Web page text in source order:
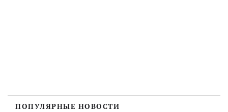
ПОПУЛЯРНЫЕ НОВОСТИ